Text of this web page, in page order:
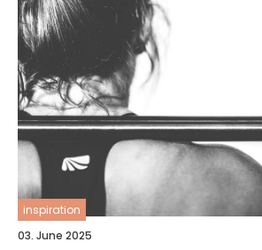
inspiration
03. June 2025